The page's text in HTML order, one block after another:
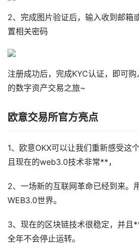
2、完成图片验证后，输入收到邮箱
置相关密码
注册成功后，完成KYC认证，即可
的数字资产交易之旅~
欧意交易所官方亮点
1、欧意OKX可以让我们重新感受这
且现在的web3.0技术非常**，
2、一场新的互联网革命已经到来。
WEB3.0世界。
3、现在的区块链技术很稳定，并且
全年不会停止运转。